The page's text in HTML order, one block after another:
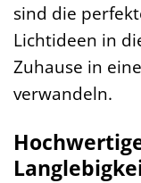
sind die
Lichtideen in
Zuhause in
verwandeln.